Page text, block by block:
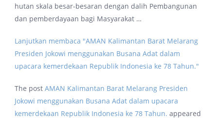
hutan skala besar-besaran dengan dalih Pembangunan
dan pemberdayaan bagi Masyarakat …
Lanjutkan membaca "AMAN Kalimantan Barat Melarang
Presiden Jokowi menggunakan Busana Adat dalam
upacara kemerdekaan Republik Indonesia ke 78 Tahun."
The post AMAN Kalimantan Barat Melarang Presiden
Jokowi menggunakan Busana Adat dalam upacara
kemerdekaan Republik Indonesia ke 78 Tahun. appeared